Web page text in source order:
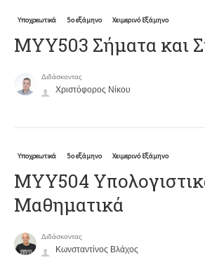
Υποχρεωτικά 5ο εξάμηνο Χειμερινό Εξάμηνο
ΜΥΥ503 Σήματα και
Διδάσκοντας
Χριστόφορος Νίκου
Υποχρεωτικά 5ο εξάμηνο Χειμερινό Εξάμηνο
ΜΥΥ504
Μαθηματικά
Διδάσκοντας
Κωνσταντίνος Βλάχος